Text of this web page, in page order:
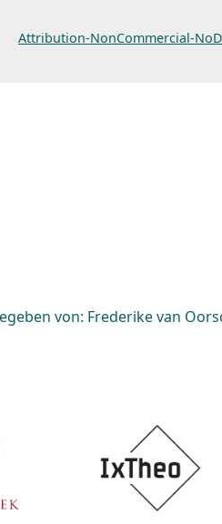
Attribution-NonCommercial-
von: Frederike van